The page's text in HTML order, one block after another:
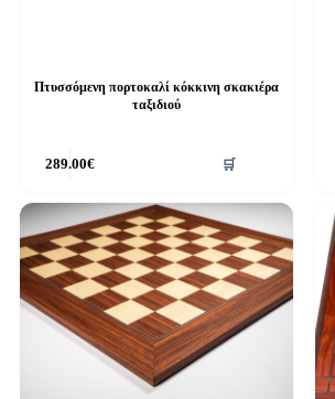
Πτυσσόμενη πορτοκαλί κόκκινη σκακιέρα
ταξιδιού
289.00€ 🛒